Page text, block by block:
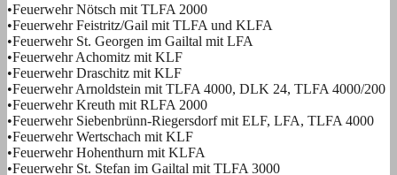
•Feuerwehr Nötsch mit TLFA 2000
•Feuerwehr Feistritz/Gail mit TLFA und KLFA
•Feuerwehr St. Georgen im Gailtal mit LFA
•Feuerwehr Achomitz mit KLF
•Feuerwehr Draschitz mit KLF
•Feuerwehr Arnoldstein mit TLFA 4000, DLK 24, TLFA 4000/200
•Feuerwehr Kreuth mit RLFA 2000
•Feuerwehr Siebenbrünn-Riegersdorf mit ELF, LFA, TLFA 4000
•Feuerwehr Wertschach mit KLF
•Feuerwehr Hohenthurn mit KLFA
•Feuerwehr St. Stefan im Gailtal mit TLFA 3000